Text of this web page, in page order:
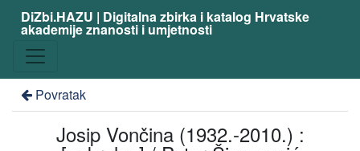
DiZbi.HAZU | Digitalna zbirka i katalog Hrvatske
akademije znanosti i umjetnosti
Povratak
Josip Vončina (1932.-2010.) :